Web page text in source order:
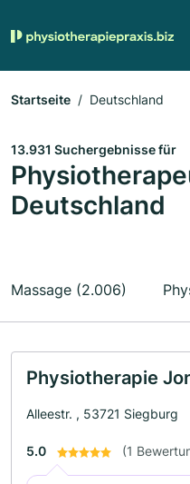
Startseite Deutschland
13.931 Suchergebnisse für
Deutschland
Massage (2.006)
Physiotherapie
Alleestr. , 53721 Siegburg
5.0 (1